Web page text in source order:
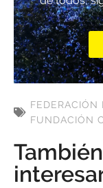
FEDERACIÓN
FUNDACIÓN